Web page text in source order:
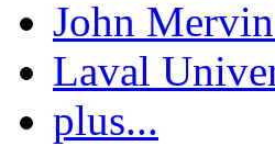
John
Laval
plus...